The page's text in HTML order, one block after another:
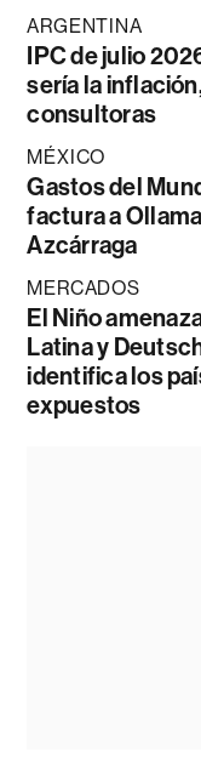
ARGENTINA
IPC de julio
sería la
consultoras
MÉXICO
Gastos del
factura a
Azcárraga
MERCADOS
El Niño
Latina y
identifica los
expuestos